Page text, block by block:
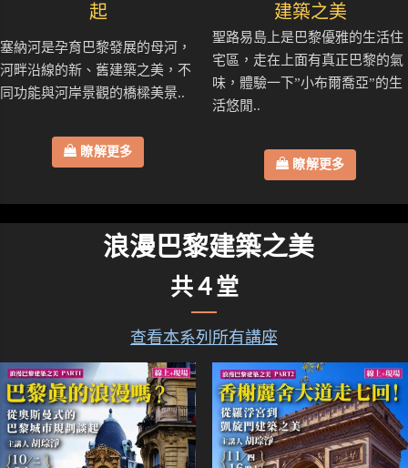
起
塞納河是孕育巴黎發展的母河，
河畔沿線的新、舊建築之美，不
同功能與河岸景觀的橋樑美景..
瞭解更多
建築之美
聖路易島上是巴黎優雅的生活住
宅區，走在上面有真正巴黎的氣
味，體驗一下”小布爾喬亞”的生
活悠閒..
瞭解更多
浪漫巴黎建築之美
共４堂
查看本系列所有講座